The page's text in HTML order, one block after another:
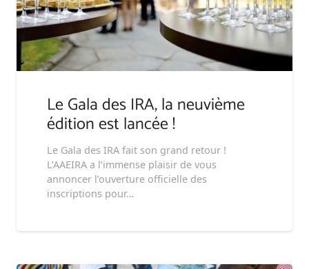
Le Gala des IRA, la neuvième
édition est lancée !
Le Gala des IRA fait son grand retour !
L’AAEIRA a l’immense plaisir de vous
annoncer l’ouverture officielle des
inscriptions pour…